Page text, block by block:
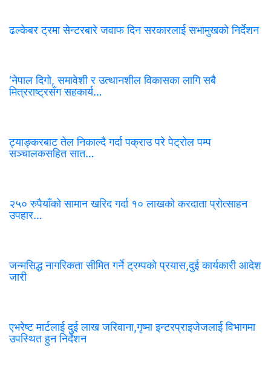
ढल्केबर ट्रमा सेन्टरबारे जवाफ दिन सरकारलाई सभामुखको निर्देशन
‘नेपाल दिगो, समावेशी र उत्थानशील विकासका लागि सबै
मित्रराष्ट्रसँग सहकार्य…
ट्याङ्करबाट तेल निकाल्दै गर्दा पक्राउ परे पेट्रोल पम्प
सञ्चालकसहित सात…
२५० रुपैयाँको सामान खरिद गर्दा १० लाखको करदाता प्रोत्साहन
उपहार…
जन्मसिद्ध नागरिकता सीमित गर्ने ट्रम्पको प्रयास,दुई कार्यकारी आदेश
जारी
एभरेष्ट मार्टलाई दुई लाख जरिवाना,गृष्मा इन्टरप्राइजेजलाई विभागमा
उपस्थित हुन निर्देशन